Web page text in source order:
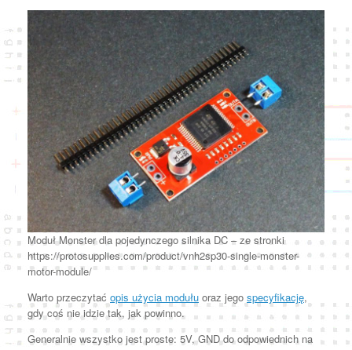
Moduł Monster dla pojedynczego silnika DC – ze stronki
https://protosupplies.com/product/vnh2sp30-single-monster-
motor-module/
Warto przeczytać opis użycia modułu oraz jego specyfikację,
gdy coś nie idzie tak, jak powinno.
Generalnie wszystko jest proste: 5V, GND do odpowiednich na